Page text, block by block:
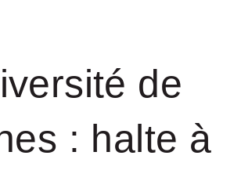
de
: halte à